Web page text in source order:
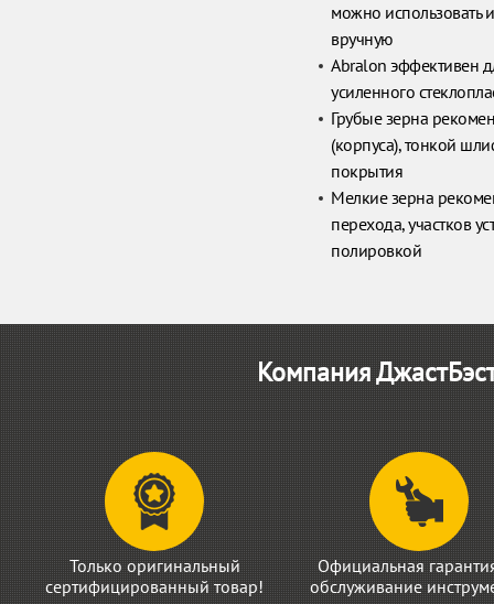
можно использовать
вручную
Abralon эффективен
усиленного
Грубые зерна
(корпуса), тонкой
покрытия
Мелкие зерна
перехода, участков
полировкой
Компания
Только оригинальный
сертифицированный товар!
Официальная
обслуживание